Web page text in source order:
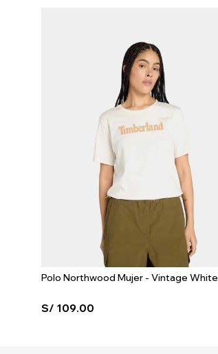
Polo Northwood Mujer - Vintage White
S/ 109.00